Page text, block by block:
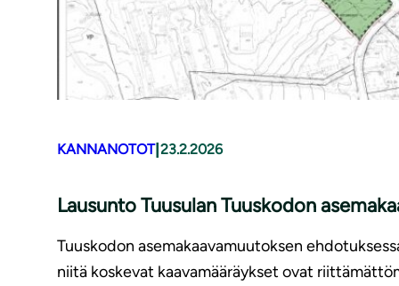
KANNANOTOT| 23.2.2026
Lausunto Tuusulan Tuuskodon
Tuuskodon asemakaavamuutoksen
niitä koskevat kaavamääräykset ovat